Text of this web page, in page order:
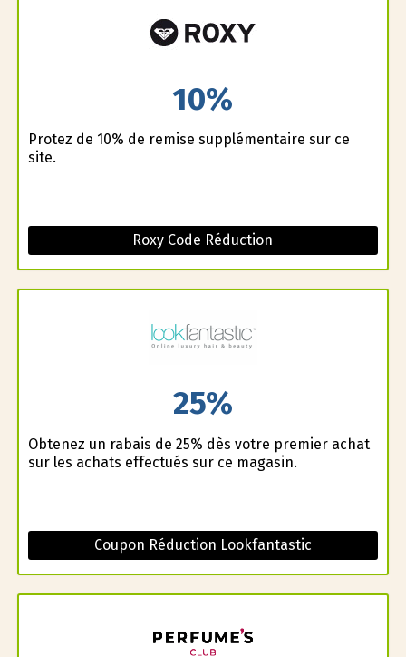
10%
Profitez de 10% de remise supplémentaire sur ce
site.
Roxy Code Réduction
25%
Obtenez un rabais de 25% dès votre premier achat
sur les achats effectués sur ce magasin.
Coupon Réduction Lookfantastic